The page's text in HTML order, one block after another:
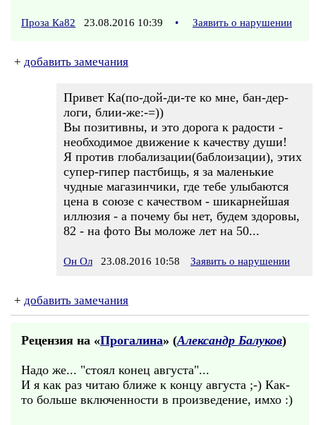
Проза Ка82 23.08.2016 10:39 • Заявить о нарушении
+ добавить замечания
Привет Ка(по-дой-ди-те ко мне, бан-дер-
логи, блии-же:-=))
Вы позитивны, и это дорога к радости -
необходимое движение к качеству души!
Я против глобализации(баблоизации), этих
супер-гипер пастбищь, я за маленькие
чудные магазинчики, где тебе улыбаются
цена в союзе с качеством - шикарнейшая
иллюзия - а почему бы нет, будем здоровы,
82 - на фото Вы моложе лет на 50...
Он Ол 23.08.2016 10:58 Заявить о нарушении
+ добавить замечания
Рецензия на «Прогалина» (Александр Балуков)
Надо же... "стоял конец августа"...
И я как раз читаю ближе к концу августа ;-) Как-
то больше включенности в произведение, имхо :)